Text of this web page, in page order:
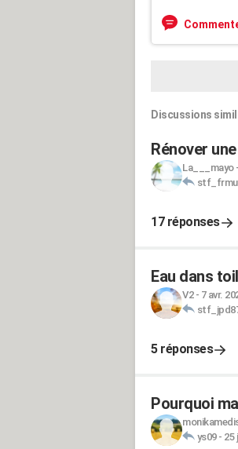
Discussions
Rénover
La___mayo-
stf_frmu
17 réponses
Eau dans
V2- 7 avr.
5 réponses
Pourquoi
ys09- 25